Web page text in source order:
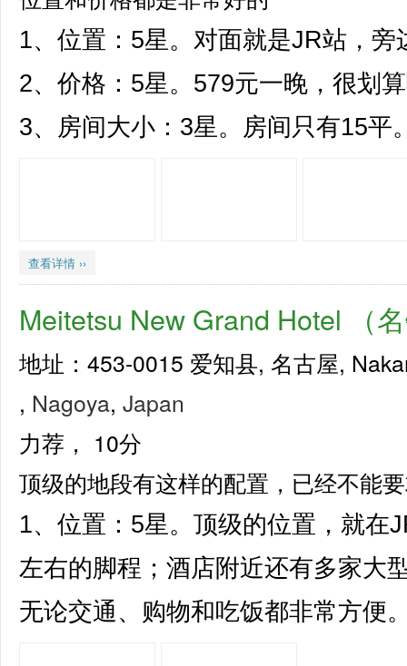
1、位置：5星。对面就是JR站，
2、价格：5星。579元一晚，很划
3、房间大小：3星。房间只有15平
查看详情 ››
Meitetsu New Grand Hotel （
地址：453-0015 爱知县, 名古屋,
, Nagoya, Japan
力荐， 10分
顶级的地段有这样的配置，已经不能
1、位置：5星。顶级的位置，就在
左右的脚程；酒店附近还有多家大
无论交通、购物和吃饭都非常方便